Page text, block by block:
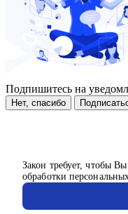
Закон требует, чтобы
обработки
Подпишитесь на
Нет, спасибо